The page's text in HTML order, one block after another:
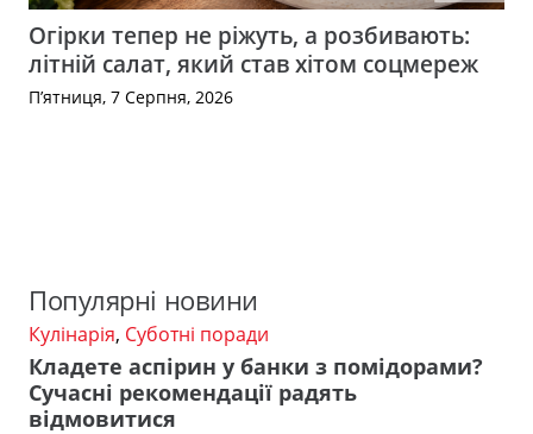
Огірки тепер не ріжуть, а розбивають:
літній салат, який став хітом соцмереж
П’ятниця, 7 Серпня, 2026
Популярні новини
Кулінарія, Суботні поради
Кладете аспірин у банки з помідорами?
Сучасні рекомендації радять
відмовитися